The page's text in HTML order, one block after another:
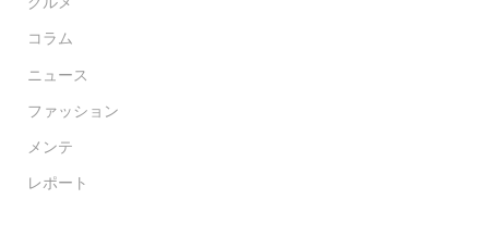
コラム
ニュース
ファッション
メンテ
レポート